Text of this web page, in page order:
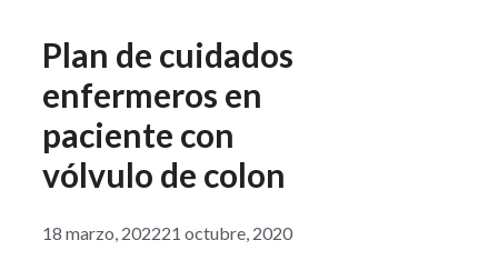
Plan de cuidados
enfermeros en
paciente con
vólvulo de colon
18 marzo, 202221 octubre, 2020